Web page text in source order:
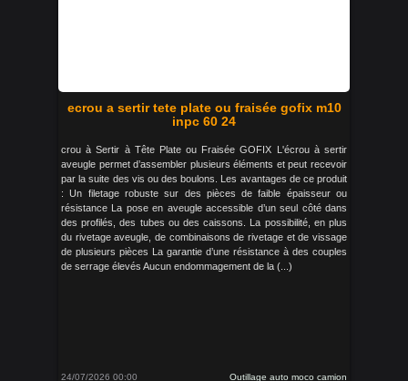
ecrou a sertir tete plate ou fraisée gofix m10
inpc 60 24
crou à Sertir à Tête Plate ou Fraisée GOFIX L'écrou à sertir
aveugle permet d’assembler plusieurs éléments et peut recevoir
par la suite des vis ou des boulons. Les avantages de ce produit
: Un filetage robuste sur des pièces de faible épaisseur ou
résistance La pose en aveugle accessible d’un seul côté dans
des profilés, des tubes ou des caissons. La possibilité, en plus
du rivetage aveugle, de combinaisons de rivetage et de vissage
de plusieurs pièces La garantie d’une résistance à des couples
de serrage élevés Aucun endommagement de la (...)
24/07/2026 00:00 Outillage auto moco camion